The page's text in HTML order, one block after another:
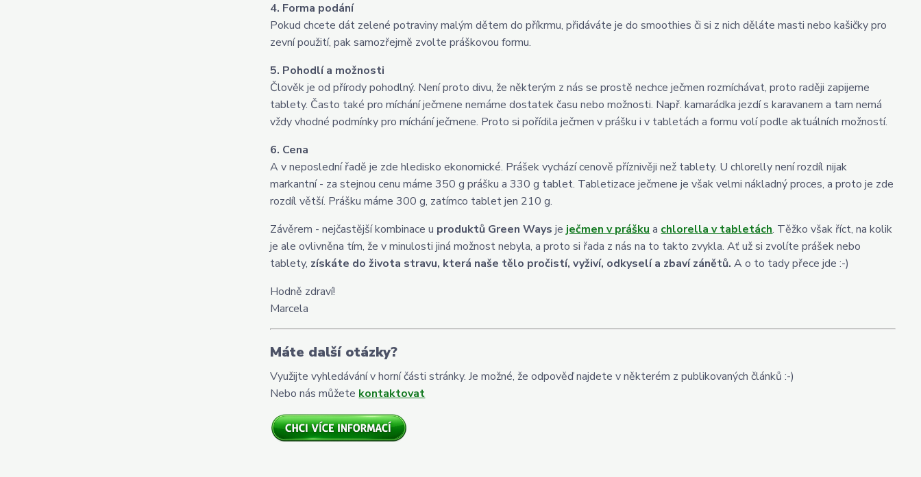
4. Forma podání
Pokud chcete dát zelené potraviny malým dětem do příkrmu, přidáváte je do smoothies či si z nich děláte masti nebo kašičky pro
zevní použití, pak samozřejmě zvolte práškovou formu.
5. Pohodlí a možnosti
Člověk je od přírody pohodlný. Není proto divu, že některým z nás se prostě nechce ječmen rozmíchávat, proto raději zapijeme
tablety. Často také pro míchání ječmene nemáme dostatek času nebo možnosti. Např. kamarádka jezdí s karavanem a tam nemá
vždy vhodné podmínky pro míchání ječmene. Proto si pořídila ječmen v prášku i v tabletách a formu volí podle aktuálních možností.
6. Cena
A v neposlední řadě je zde hledisko ekonomické. Prášek vychází cenově příznivěji než tablety. U chlorelly není rozdíl nijak
markantní - za stejnou cenu máme 350 g prášku a 330 g tablet. Tabletizace ječmene je však velmi nákladný proces, a proto je zde
rozdíl větší. Prášku máme 300 g, zatímco tablet jen 210 g.
Závěrem - nejčastější kombinace u produktů Green Ways je ječmen v prášku a chlorella v tabletách. Těžko však říct, na kolik
je ale ovlivněna tím, že v minulosti jiná možnost nebyla, a proto si řada z nás na to takto zvykla. Ať už si zvolíte prášek nebo
tablety, získáte do života stravu, která naše tělo pročistí, vyživí, odkyselí a zbaví zánětů. A o to tady přece jde :-)
Hodně zdraví!
Marcela
Máte další otázky?
Využijte vyhledávání v horní části stránky. Je možné, že odpověď najdete v některém z publikovaných článků :-)
Nebo nás můžete kontaktovat